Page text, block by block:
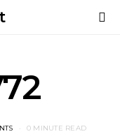
0 MINUTE READ